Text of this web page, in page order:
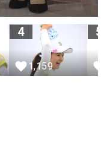
4
1,159
5